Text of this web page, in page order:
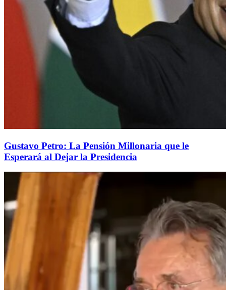
Gustavo Petro: La Pensión Millonaria que le
Esperará al Dejar la Presidencia